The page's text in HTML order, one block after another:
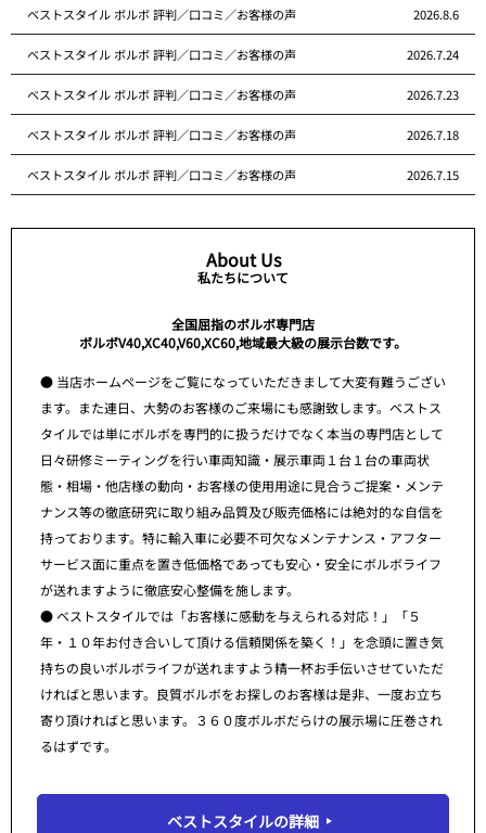
ベストスタイル ボルボ 評判／口コミ／お客様の声 2026.8.6
ベストスタイル ボルボ 評判／口コミ／お客様の声 2026.7.24
ベストスタイル ボルボ 評判／口コミ／お客様の声 2026.7.23
ベストスタイル ボルボ 評判／口コミ／お客様の声 2026.7.18
ベストスタイル ボルボ 評判／口コミ／お客様の声 2026.7.15
About Us
私たちについて
全国屈指のボルボ専門店
ボルボV40,XC40,V60,XC60,地域最大級の展示台数です。
● 当店ホームページをご覧になっていただきまして大変有難うござい
ます。また連日、大勢のお客様のご来場にも感謝致します。ベストス
タイルでは単にボルボを専門的に扱うだけでなく本当の専門店として
日々研修ミーティングを行い車両知識・展示車両１台１台の車両状
態・相場・他店様の動向・お客様の使用用途に見合うご提案・メンテ
ナンス等の徹底研究に取り組み品質及び販売価格には絶対的な自信を
持っております。特に輸入車に必要不可欠なメンテナンス・アフター
サービス面に重点を置き低価格であっても安心・安全にボルボライフ
が送れますように徹底安心整備を施します。
● ベストスタイルでは「お客様に感動を与えられる対応！」「５
年・１０年お付き合いして頂ける信頼関係を築く！」を念頭に置き気
持ちの良いボルボライフが送れますよう精一杯お手伝いさせていただ
ければと思います。良質ボルボをお探しのお客様は是非、一度お立ち
寄り頂ければと思います。３６０度ボルボだらけの展示場に圧巻され
るはずです。
ベストスタイルの詳細